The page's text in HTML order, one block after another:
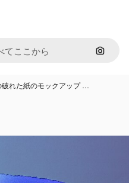
画像で
れた紙のモックアップ …